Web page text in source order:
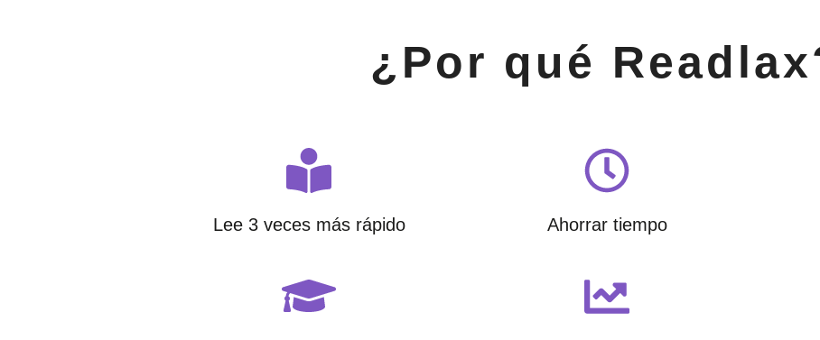
¿Por qué
Lee 3 veces más rápido Ahorrar tiempo